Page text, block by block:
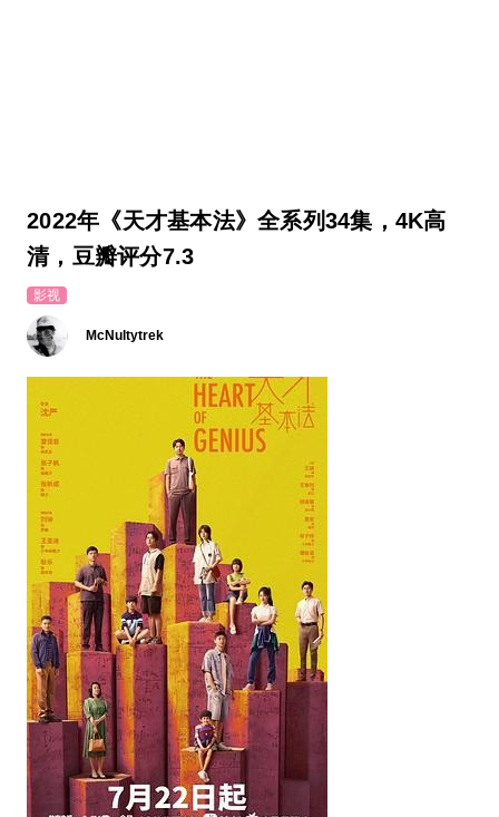
2022年《天才基本法》全系列34集，4K高
清，豆瓣评分7.3
影视
McNultytrek